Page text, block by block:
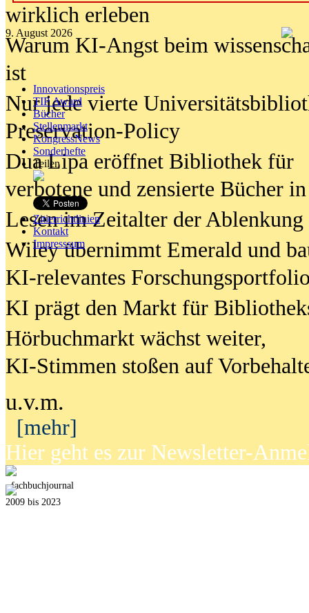
9. August 2026
Innovationspreis
TIP Award
Bücher
Stellenmarkt
KongressNews
Sonderhefte
Teilen
Zitierrichtlinien
Kontakt
Impresssum
wirklich erleben
Warum KI-Angst beim
ist
Nur jede vierte
Preservation-Policy
Dua Lipa eröffnet Bibliothek für
verbotene und zensierte Bücher
Lesen im Zeitalter der Ablenkung
Wiley übernimmt Emerald und
KI-relevantes
KI prägt den Markt für
Hörbuchmarkt wächst weiter,
KI-Stimmen stoßen auf
u.v.m.
[mehr]
Hier geht es zur Newsletter-
fachbuchjournal
2009 bis 2023